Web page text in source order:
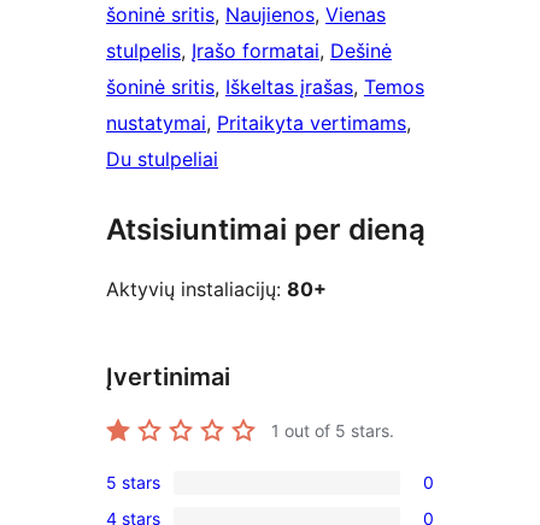
šoninė sritis, Naujienos, Vienas
stulpelis, Įrašo formatai, Dešinė
šoninė sritis, Iškeltas įrašas, Temos
nustatymai, Pritaikyta vertimams
Du stulpeliai
Atsisiuntimai per dieną
Aktyvių instaliacijų: 80+
Įvertinimai
1 out of 5 stars.
0
5 stars 0
4 stars 0